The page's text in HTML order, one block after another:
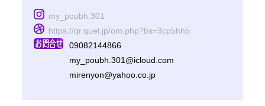
my_poubh.301
https://qr.quel.jp/om.php?bs=3cp5hh5
09082144866
my_poubh.301@icloud.com
mirenyon@yahoo.co.jp